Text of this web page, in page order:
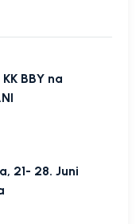
BBY na
21- 28. Juni